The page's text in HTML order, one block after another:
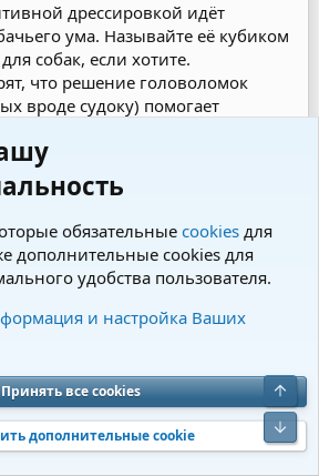
дрессировкой идёт
ума. Называйте её кубиком
собак, если хотите.
что решение головоломок
вроде судоку) помогает
Предлагая собаке решить
её думать, предлагать новые
— и пробовать снова.
можете научить свою собаку:
раз в месяц — а лучше каждую
новые навыки.
массаж и
бы на элементарном уровне —
себя хорошо, а когда — не
— если ваша собака питается
обязательные cookies для
дополнительные cookies для
удобства пользователя.
и настройка Ваших
Принять все cookies
дополнительные cookie